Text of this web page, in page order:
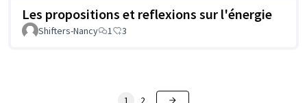
Les propositions et reflexions sur l'énergie
Shifters-Nancy 1 3
1 2